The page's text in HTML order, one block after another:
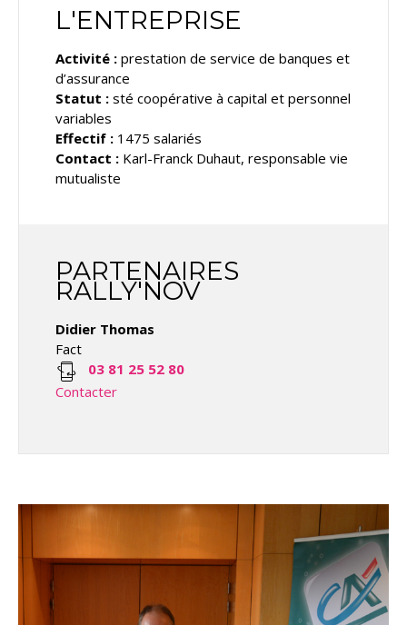
L'ENTREPRISE
Activité : prestation de service de banques et
d’assurance
Statut : sté coopérative à capital et personnel
variables
Effectif : 1475 salariés
Contact : Karl-Franck Duhaut, responsable vie
mutualiste
PARTENAIRES
RALLY'NOV
Didier Thomas
Fact
03 81 25 52 80
Contacter